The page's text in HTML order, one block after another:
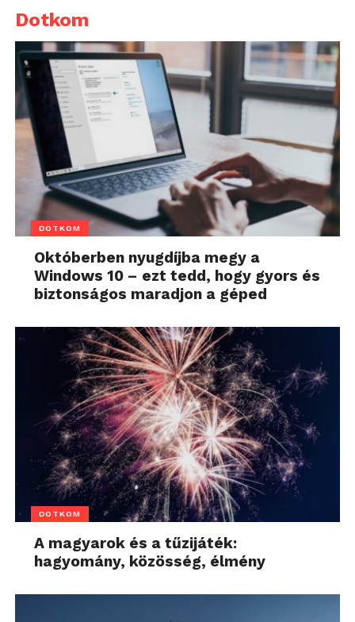
Dotkom
DOTKOM
Októberben nyugdíjba megy a
Windows 10 – ezt tedd, hogy gyors és
biztonságos maradjon a géped
DOTKOM
A magyarok és a tűzijáték:
hagyomány, közösség, élmény